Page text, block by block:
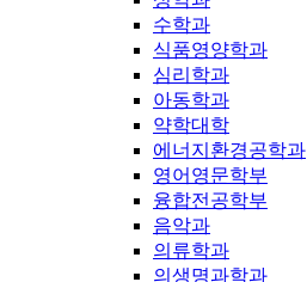
수학과
식품영양학과
심리학과
아동학과
약학대학
에너지환경공학과
영어영문학부
융합전공학부
음악과
의류학과
의생명과학과